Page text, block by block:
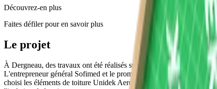
Découvrez-en plus
Faites défiler pour en savoir plus
Le projet
À Dergneau, des travaux ont été réalisés sur 6 maisons neuves.
L'entrepreneur général Sofimed et le promoteur Clever Square ont
choisi les éléments de toiture Unidek Aero Confort 5.0 pour